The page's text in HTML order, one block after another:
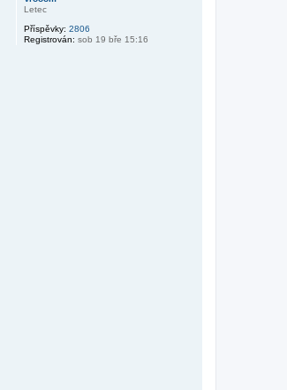
Letec
Příspěvky: 2806
Registrován: sob 19 bře 15:16